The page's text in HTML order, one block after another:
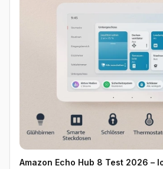
Amazon Echo Hub 8 Test 2026 –